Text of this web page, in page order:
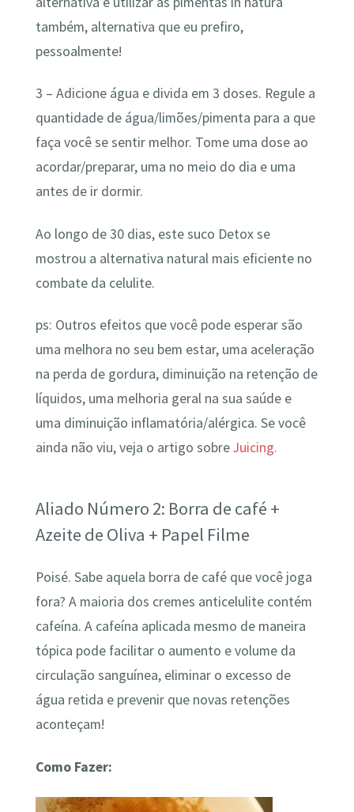
também, alternativa que eu prefiro,
pessoalmente!
3 – Adicione água e divida em 3 doses. Regule a
quantidade de água/limões/pimenta para a que
faça você se sentir melhor. Tome uma dose ao
acordar/preparar, uma no meio do dia e uma
antes de ir dormir.
Ao longo de 30 dias, este suco Detox se
mostrou a alternativa natural mais eficiente no
combate da celulite.
ps: Outros efeitos que você pode esperar são
uma melhora no seu bem estar, uma aceleração
na perda de gordura, diminuição na retenção de
líquidos, uma melhoria geral na sua saúde e
uma diminuição inflamatória/alérgica. Se você
ainda não viu, veja o artigo sobreJuicing.
Aliado Número 2: Borra de café +
Azeite de Oliva + Papel Filme
Poisé. Sabe aquela borra de café que você joga
fora? A maioria dos cremes anticelulite contém
cafeína. A cafeína aplicada mesmo de maneira
tópica pode facilitar o aumento e volume da
circulação sanguínea, eliminar o excesso de
água retida e prevenir que novas retenções
aconteçam!
Como Fazer: